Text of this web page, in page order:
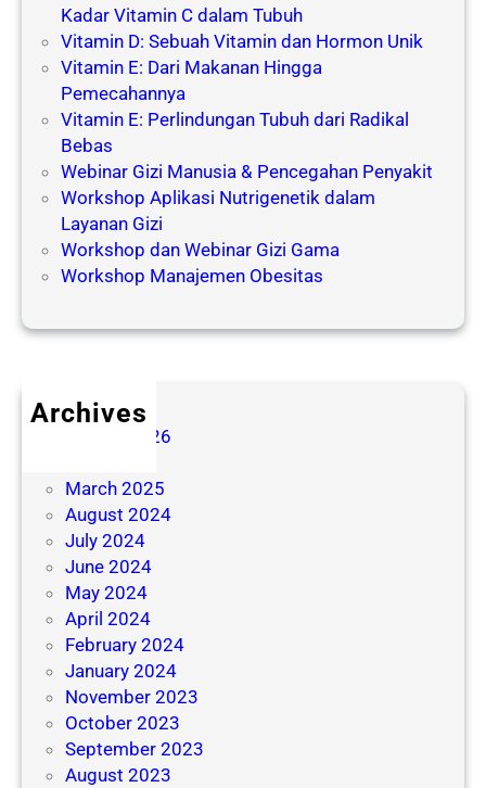
Kadar Vitamin C dalam Tubuh
Vitamin D: Sebuah Vitamin dan Hormon Unik
Vitamin E: Dari Makanan Hingga
Pemecahannya
Vitamin E: Perlindungan Tubuh dari Radikal
Bebas
Webinar Gizi Manusia & Pencegahan Penyakit
Workshop Aplikasi Nutrigenetik dalam
Layanan Gizi
Workshop dan Webinar Gizi Gama
Workshop Manajemen Obesitas
Archives
August 2026
March 2025
August 2024
July 2024
June 2024
May 2024
April 2024
February 2024
January 2024
November 2023
October 2023
September 2023
August 2023